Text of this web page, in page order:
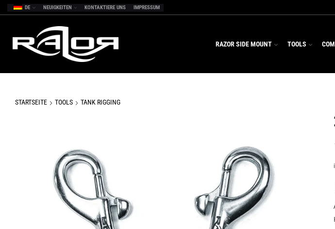
DE NEUIGKEITEN KONTAKTIERE UNS IMPRESSUM
RAZOR SIDE MOUNT TOOLS
STARTSEITE TOOLS TANK RIGGING